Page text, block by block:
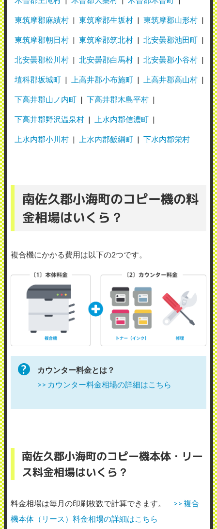
東筑摩郡麻績村 東筑摩郡生坂村 東筑摩郡山形村
東筑摩郡朝日村 東筑摩郡筑北村 北安曇郡池田町
北安曇郡松川村 北安曇郡白馬村 北安曇郡小谷村
埴科郡坂城町 上高井郡小布施町 上高井郡高山村
下高井郡山ノ内町 下高井郡木島平村
下高井郡野沢温泉村 上水内郡信濃町
上水内郡小川村 上水内郡飯綱町 下水内郡栄村
南佐久郡小海町のコピー機の料
金相場はいくら？
複合機にかかる費用は以下の2つです。
カウンター料金とは？
>> カウンター料金相場の詳細はこちら
南佐久郡小海町のコピー機本体・リー
ス料金相場はいくら？
料金相場は毎月の印刷枚数で計算できます。
>> 複合
機本体（リース）料金相場の詳細はこちら